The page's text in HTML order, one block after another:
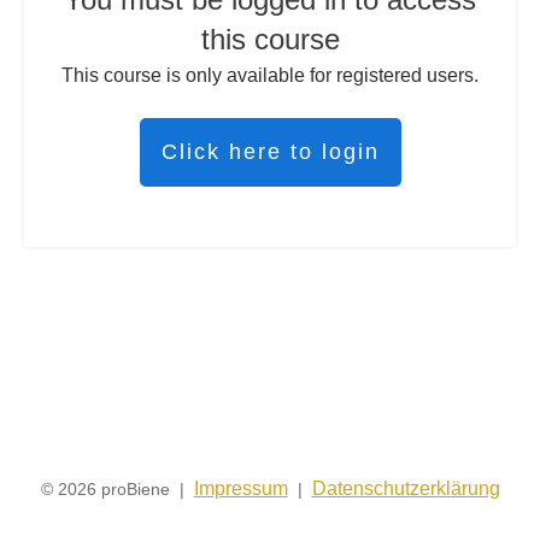
this course
This course is only available for registered users.
Click here to login
© 2026 proBiene | Impressum| Datenschutzerklärung